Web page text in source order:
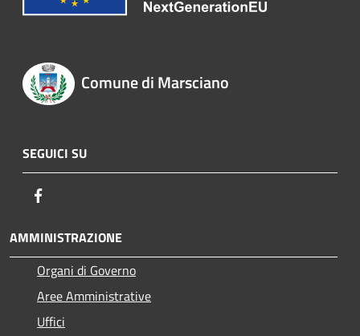
Comune di Marsciano
SEGUICI SU
AMMINISTRAZIONE
Organi di Governo
Aree Amministrative
Uffici